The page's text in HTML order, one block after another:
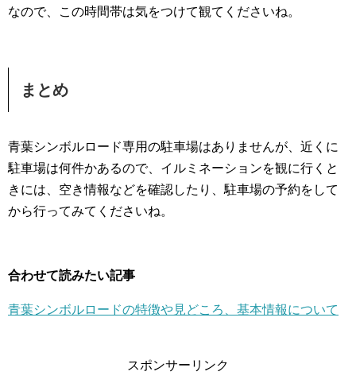
なので、この時間帯は気をつけて観てくださいね。
まとめ
青葉シンボルロード専用の駐車場はありませんが、近くに
駐車場は何件かあるので、イルミネーションを観に行くと
きには、空き情報などを確認したり、駐車場の予約をして
から行ってみてくださいね。
合わせて読みたい記事
青葉シンボルロードの特徴や見どころ、基本情報について
スポンサーリンク